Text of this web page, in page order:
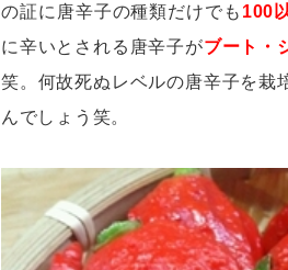
の証に唐辛子の種類だけでも 100
に辛いとされる唐辛子がブート・
笑。何故死ぬレベルの唐辛子を栽
んでしょう笑。